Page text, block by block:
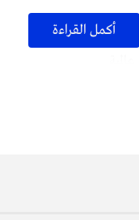
أكمل القراءة